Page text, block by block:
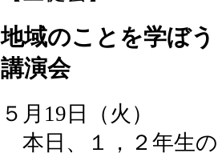
地域のことを学ぼ
講演会
５月19日（火）
本日、１，２年生